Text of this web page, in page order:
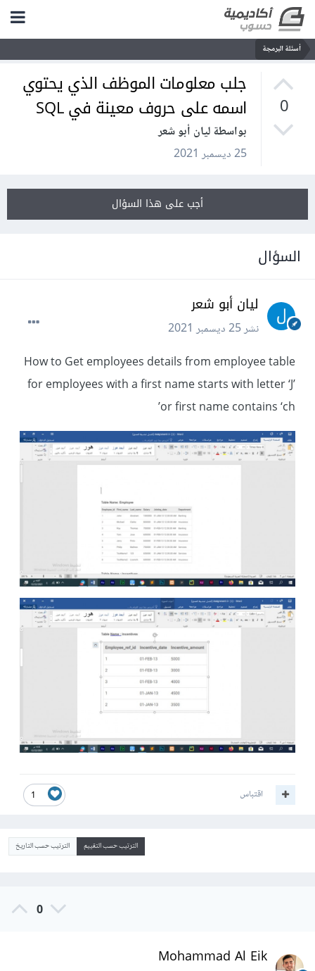
أسئلة البرمجة
0
جلب معلومات الموظف الذي يحتوي
اسمه على حروف معينة في SQL
بواسطة ليان أبو شعر
25 ديسمبر 2021
أجب على هذا السؤال
السؤال
ليان أبو شعر
نشر25 ديسمبر 2021
How to Get employees details from employee table
for employees with a first name starts with letter ‘J’
or first name contains ‘ch’
1 اقتباس
الترتيب حسب التقييم الترتيب حسب التاريخ
0
Mohammad Al Eik